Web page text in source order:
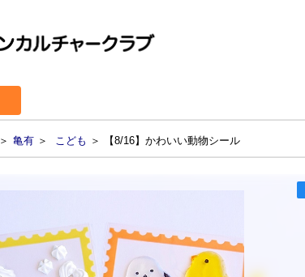
＞ 亀有 ＞ こども ＞ 【8/16】かわいい動物シール